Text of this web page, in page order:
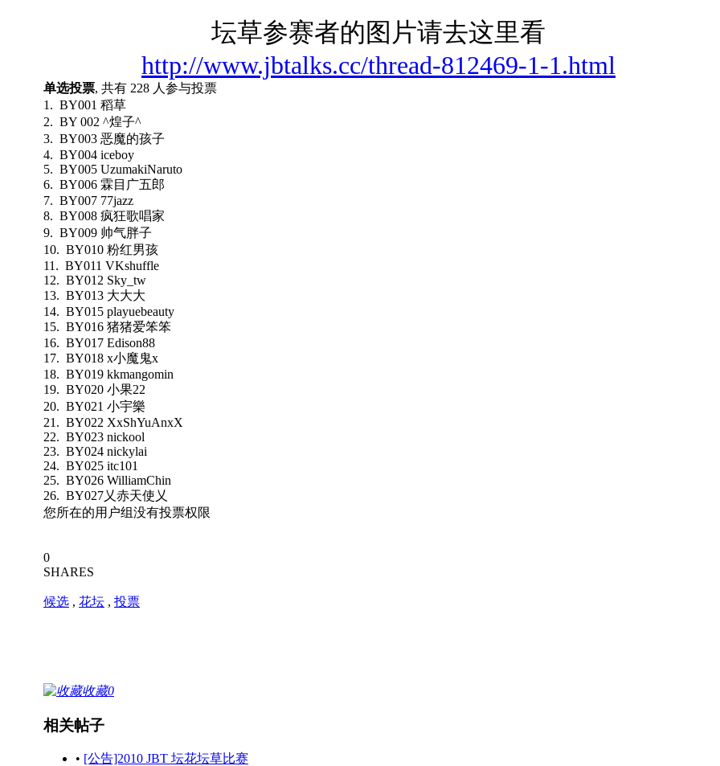
坛草参赛者的图片请去这里看
http://www.jbtalks.cc/thread-812469-1-1.html
单选投票, 共有 228 人参与投票
1. BY001 稻草
2. BY 002 ^煌子^
3. BY003 恶魔的孩子
4. BY004 iceboy
5. BY005 UzumakiNaruto
6. BY006 霖目广五郎
7. BY007 77jazz
8. BY008 疯狂歌唱家
9. BY009 帅气胖子
10. BY010 粉红男孩
11. BY011 VKshuffle
12. BY012 Sky_tw
13. BY013 大大大
14. BY015 playuebeauty
15. BY016 猪猪爱笨笨
16. BY017 Edison88
17. BY018 x小魔鬼x
18. BY019 kkmangomin
19. BY020 小果22
20. BY021 小宇樂
21. BY022 XxShYuAnxX
22. BY023 nickool
23. BY024 nickylai
24. BY025 itc101
25. BY026 WilliamChin
26. BY027乂赤天使乂
您所在的用户组没有投票权限
0
SHARES
候选 , 花坛 , 投票
收藏0
相关帖子
• [公告]2010 JBT 坛花坛草比赛